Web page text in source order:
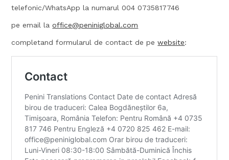
telefonic/WhatsApp la numarul 004 0735817746
pe email laoffice@peniniglobal.com
completand formularul de contact de pewebsite: